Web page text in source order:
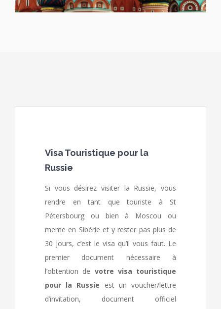
Visa Touristique pour la
Russie
Si vous désirez visiter la Russie, vous
rendre en tant que touriste à St
Pétersbourg ou bien à Moscou ou
meme en Sibérie et y rester pas plus de
30 jours, c’est le visa qu’il vous faut. Le
premier document nécessaire à
l’obtention de votre visa touristique
pour la Russie est un voucher/lettre
d’invitation, document officiel